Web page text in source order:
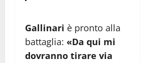
Gallinari è pronto alla
battaglia: «Da qui mi
dovranno tirare via